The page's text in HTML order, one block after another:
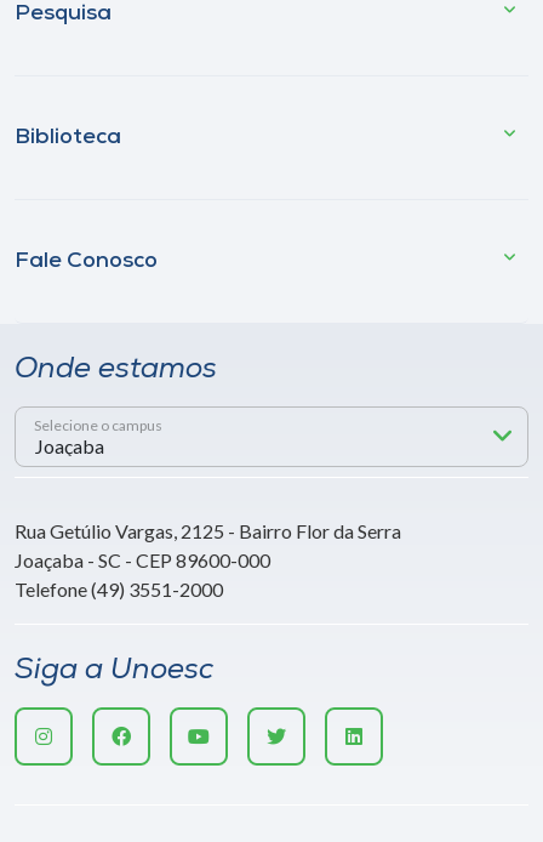
Pesquisa
Biblioteca
Fale Conosco
Onde estamos
Selecione o campus
Rua Getúlio Vargas, 2125 - Bairro Flor da Serra
Joaçaba - SC - CEP 89600-000
Telefone (49) 3551-2000
Siga a Unoesc